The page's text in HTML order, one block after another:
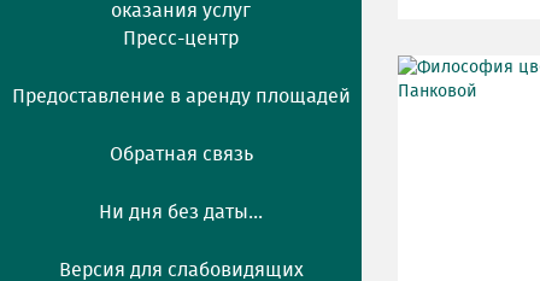
оказания услуг
Пресс-центр
Предоставление в аренду площадей
Обратная связь
Ни дня без даты...
Версия для слабовидящих